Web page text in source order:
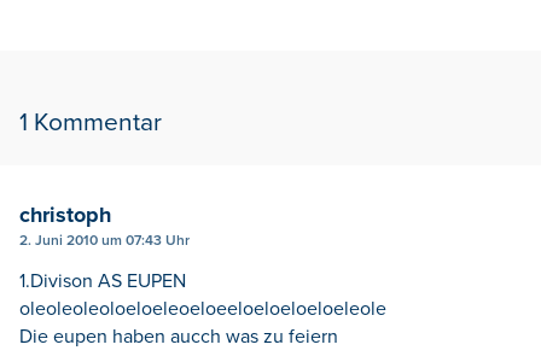
1 Kommentar
christoph
2. Juni 2010 um 07:43 Uhr
1.Divison AS EUPEN
oleoleoleoloeloeleoeloeeloeloeloeloeleole
Die eupen haben aucch was zu feiern